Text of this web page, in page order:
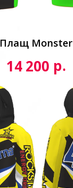
Плащ Monster
14 200 р.